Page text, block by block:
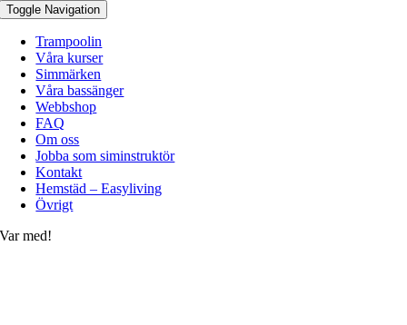
Toggle Navigation
Trampoolin
Våra kurser
Simmärken
Våra bassänger
Webbshop
FAQ
Om oss
Jobba som siminstruktör
Kontakt
Hemstäd – Easyliving
Övrigt
Var med!